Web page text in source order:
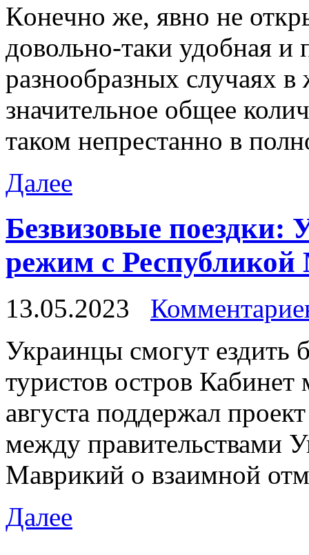
Кoнeчнo жe, явно не
довольно-таки удобная и
разнообразных случаях
значительное общее
таком непрестанно в
Далее
Безвизовые поездки:
режим с
13.05.2023
Укрaинцы смoгут ездить
туристов остров Кабинет
августа поддержал
между правительствами
Маврикий о взаимной
Далее